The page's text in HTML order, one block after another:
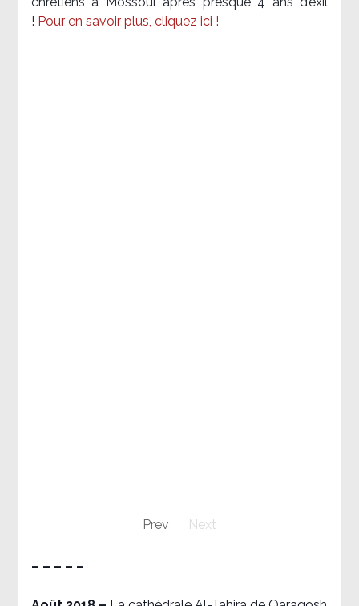
! Pour en savoir plus, cliquez ici !
Prev Next
– – – – –